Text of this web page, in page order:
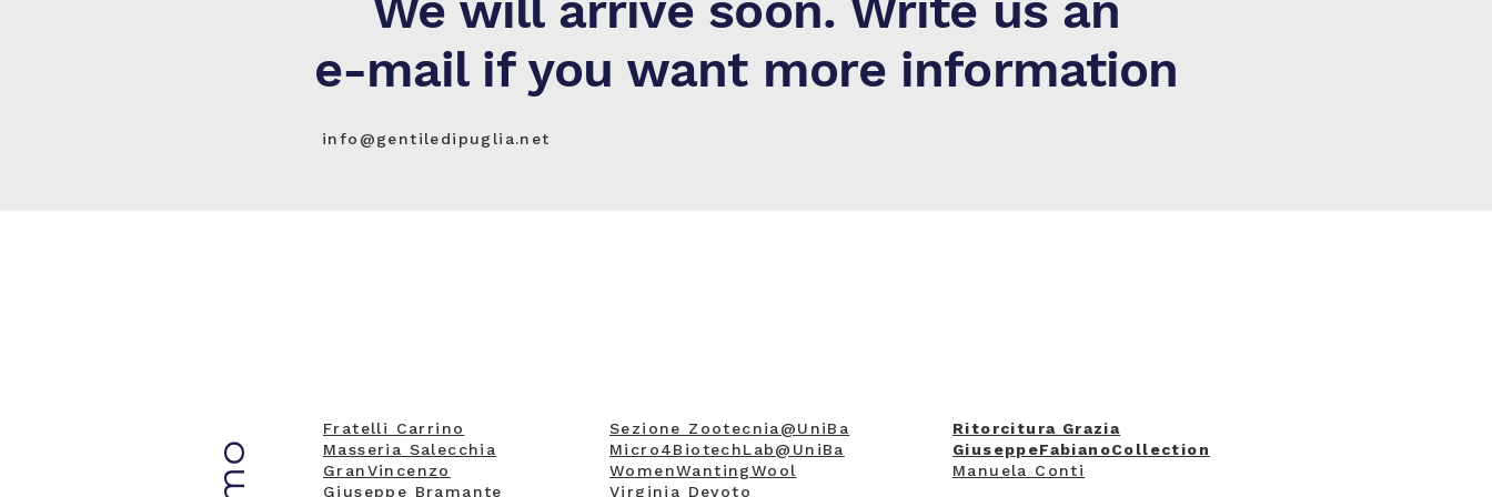
e-mail if you want more information
info@gentiledipuglia.net
Fratelli Carrino
Masseria Salecchia
GranVincenzo
Giuseppe Bramante
Sezione Zootecnia@UniBa
Micro4BiotechLab@UniBa
WomenWantingWool
Virginia Devoto
Ritorcitura Grazia
GiuseppeFabianoCollection
Manuela Conti